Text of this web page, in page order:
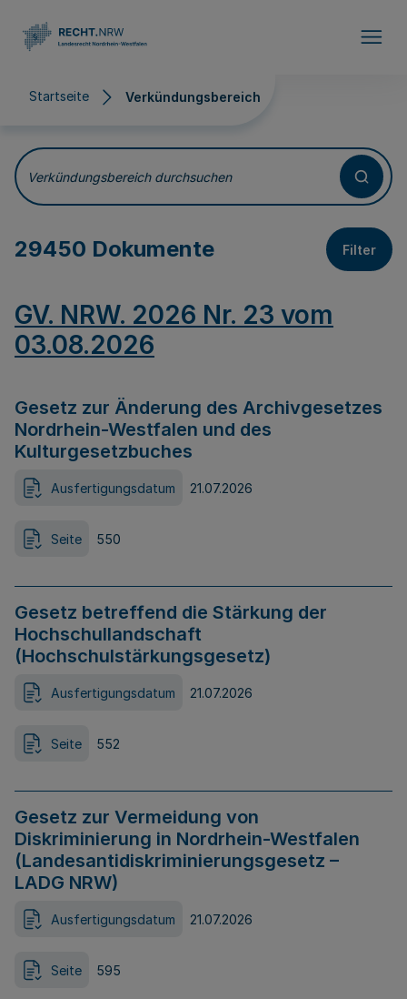
Startseite Verkündungsbereich
Verkündungsbereich
Verkündungsbereich durchsuchen
29450 Dokumente Filter
GV. NRW. 2026 Nr. 23 vom
03.08.2026
Gesetz zur Änderung des Archivgesetzes
Nordrhein-Westfalen und des
Kulturgesetzbuches
Ausfertigungsdatum 21.07.2026
Seite 550
Gesetz betreffend die Stärkung der
Hochschullandschaft
(Hochschulstärkungsgesetz)
Ausfertigungsdatum 21.07.2026
Seite 552
Gesetz zur Vermeidung von
Diskriminierung in Nordrhein-Westfalen
(Landesantidiskriminierungsgesetz –
LADG NRW)
Ausfertigungsdatum 21.07.2026
Seite 595